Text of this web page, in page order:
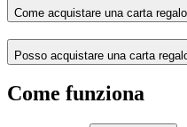
Come acquistare una carta
Posso acquistare una carta
Come funziona